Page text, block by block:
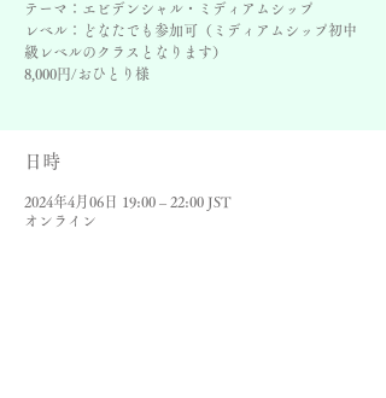
テーマ：エビデンシャル・ミディアムシップ
レベル：どなたでも参加可（ミディアムシップ初中
級レベルのクラスとなります）
8,000円/おひとり様
日時
2024年4月06日 19:00 – 22:00 JST
オンライン